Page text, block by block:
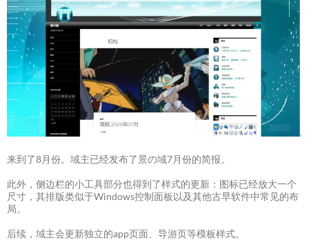
来到了8月份。域主已经发布了景の域7月份的简报。
此外，侧边栏的小工具部分也得到了样式的更新：图标已经放大一个
尺寸，其排版类似于Windows控制面板以及其他古早软件中常见的布
局。
后续，域主会更新独立的app页面、导游页等模板样式。